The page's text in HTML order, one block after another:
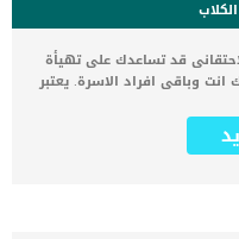
الكلاب
قد تساعدك على تهيأة
وباقى افراد الاسرة. يعتبر
الكلاب والقطط. كما ان القلب
به يعتبر قصور فى باقى